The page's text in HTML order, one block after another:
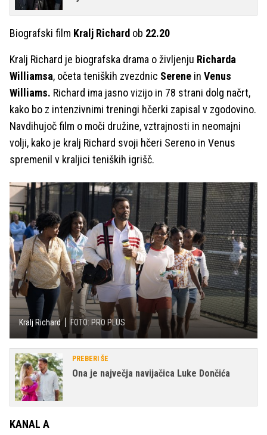
Biografski film Kralj Richard ob 22.20
Kralj Richard je biografska drama o življenju Richarda
Williamsa, očeta teniških zvezdnic Serene in Venus
Williams. Richard ima jasno vizijo in 78 strani dolg načrt,
kako bo z intenzivnimi treningi hčerki zapisal v zgodovino.
Navdihujoč film o moči družine, vztrajnosti in neomajni
volji, kako je kralj Richard svoji hčeri Sereno in Venus
spremenil v kraljici teniških igrišč.
Kralj Richard FOTO: PRO PLUS
PREBERI ŠE
Ona je največja navijačica Luke Dončića
KANAL A